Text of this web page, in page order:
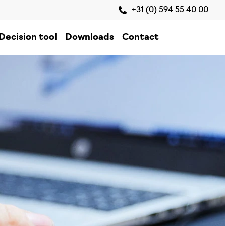
+31 (0) 594 55 40 00
Decision tool Downloads Contact